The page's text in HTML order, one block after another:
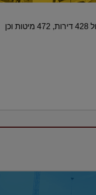
במסגרת המכרז תקים החברה מבני מעונות בני תשע קומות, בשטח של כ-16 אלף מ"ר ■ הפרויקט יכלול 428 דירות, 472 מיטות וכן